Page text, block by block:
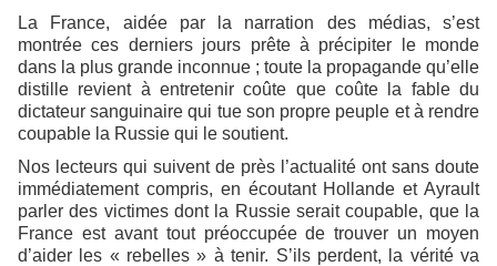
La France, aidée par la narration des médias, s’est
montrée ces derniers jours prête à précipiter le monde
dans la plus grande inconnue ; toute la propagande qu’elle
distille revient à entretenir coûte que coûte la fable du
dictateur sanguinaire qui tue son propre peuple et à rendre
coupable la Russie qui le soutient.
Nos lecteurs qui suivent de près l’actualité ont sans doute
immédiatement compris, en écoutant Hollande et Ayrault
parler des victimes dont la Russie serait coupable, que la
France est avant tout préoccupée de trouver un moyen
d’aider les « rebelles » à tenir. S’ils perdent, la vérité va